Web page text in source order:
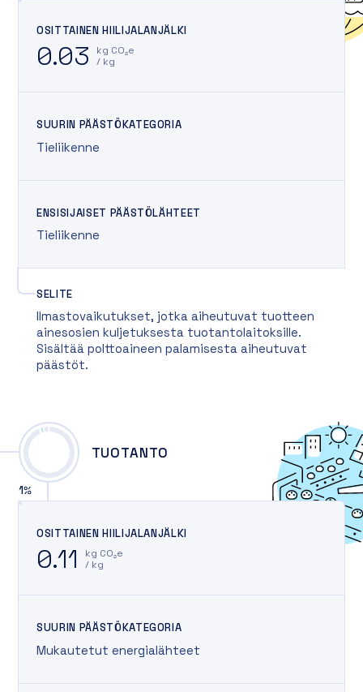
OSITTAINEN HIILIJALANJÄLKI
0.03
kg CO₂e
/ kg
SUURIN PÄÄSTÖKATEGORIA
Tieliikenne
ENSISIJAISET PÄÄSTÖLÄHTEET
Tieliikenne
SELITE
Ilmastovaikutukset, jotka aiheutuvat tuotteen
ainesosien kuljetuksesta tuotantolaitoksille.
Sisältää polttoaineen palamisesta aiheutuvat
päästöt.
1%
TUOTANTO
OSITTAINEN HIILIJALANJÄLKI
0.11
kg CO₂e
/ kg
SUURIN PÄÄSTÖKATEGORIA
Mukautetut energialähteet